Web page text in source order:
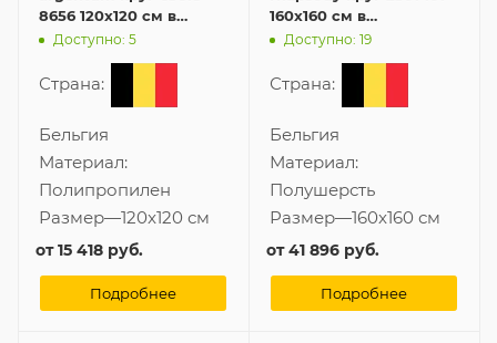
8656 120x120 см в
современном стиле
Доступно: 5
Страна:
Бельгия
Материал:
Полипропилен
Размер—120x120 см
от15 418 руб.
Подробнее
160x160 см в
современном стиле
Доступно: 19
Страна:
Бельгия
Материал:
Полушерсть
Размер—160x160 см
от41 896 руб.
Подробнее